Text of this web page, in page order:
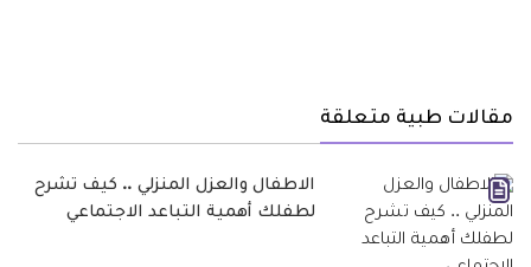
مقالات طبية متعلقة
الاطفال والعزل المنزلي .. كيف تشرح
لطفلك أهمية التباعد الاجتماعي